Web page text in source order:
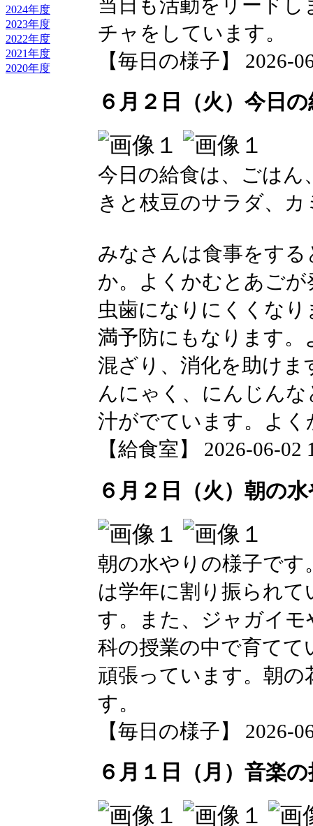
2024年度
2023年度
2022年度
2021年度
2020年度
当日も活動をリード
チャをしています。
【毎日の様子】 2026-
６月２日（火）今日
今日の給食は、ごはん
きと枝豆のサラダ、
みなさんは食事をす
か。よくかむとあご
虫歯になりにくくな
満予防にもなります
混ざり、消化を助けま
んにゃく、にんじん
汁がでています。よ
【給食室】 2026-06-02
６月２日（火）朝の
朝の水やりの様子です
は学年に割り振られ
す。また、ジャガイ
科の授業の中で育て
頑張っています。朝
す。
【毎日の様子】 2026-
６月１日（月）音楽